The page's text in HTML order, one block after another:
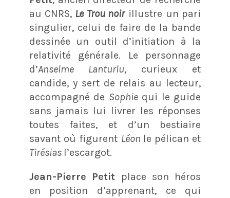
au CNRS, Le Trou noirillustre un pari
singulier, celui de faire de la bande
dessinée un outil d’initiation à la
relativité générale. Le personnage
d’Anselme Lanturlu, curieux et
candide, y sert de relais au lecteur,
accompagné de Sophie qui le guide
sans jamais lui livrer les réponses
toutes faites, et d’un bestiaire
savant où figurent Léon le pélican et
Tirésias l’escargot.
Jean-Pierre Petit
place son héros
en position d’apprenant, ce qui